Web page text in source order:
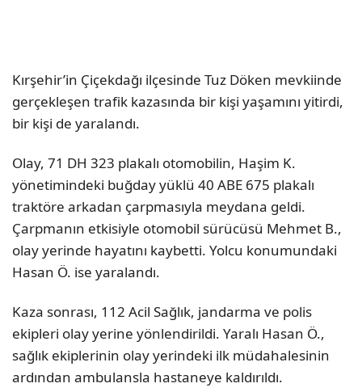
Kırşehir’in Çiçekdağı ilçesinde Tuz Döken mevkiinde
gerçekleşen trafik kazasında bir kişi yaşamını yitirdi,
bir kişi de yaralandı.
Olay, 71 DH 323 plakalı otomobilin, Haşim K.
yönetimindeki buğday yüklü 40 ABE 675 plakalı
traktöre arkadan çarpmasıyla meydana geldi.
Çarpmanın etkisiyle otomobil sürücüsü Mehmet B.,
olay yerinde hayatını kaybetti. Yolcu konumundaki
Hasan Ö. ise yaralandı.
Kaza sonrası, 112 Acil Sağlık, jandarma ve polis
ekipleri olay yerine yönlendirildi. Yaralı Hasan Ö.,
sağlık ekiplerinin olay yerindeki ilk müdahalesinin
ardından ambulansla hastaneye kaldırıldı.